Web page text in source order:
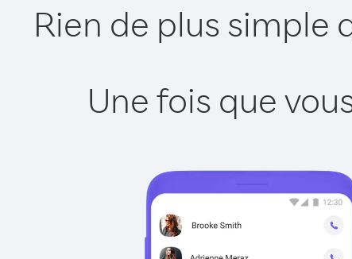
Rien de plus simple
Une fois que